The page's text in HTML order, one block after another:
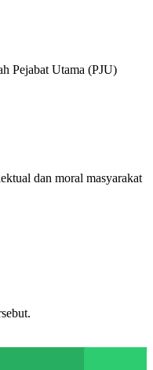
Pejabat Utama (PJU)
dan moral masyarakat